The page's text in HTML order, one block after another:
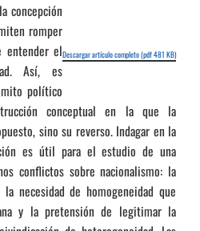
Descargar artículo completo (pdf 481 KB)
concepción
romper
entender el
Así, es
político
conceptual en la que la
sino su reverso. Indagar en la
es útil para el estudio de una
conflictos sobre nacionalismo: la
necesidad de homogeneidad que
y la pretensión de legitimar la